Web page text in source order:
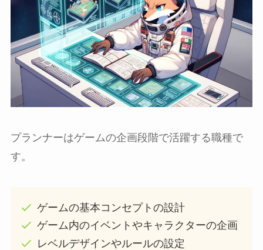
プランナーはゲームの企画段階で活躍する職種で
す。
ゲームの基本コンセプトの設計
ゲーム内のイベントやキャラクターの企画
レベルデザインやルールの設定